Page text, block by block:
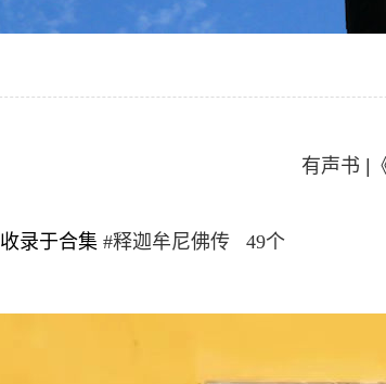
有声书 |
收录于合集 #释迦牟尼佛传 49个